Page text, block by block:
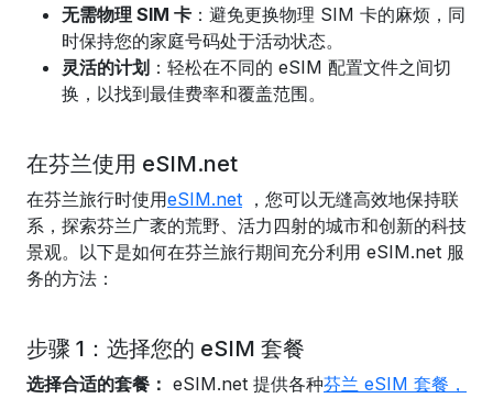
无需物理 SIM 卡 ：避免更换物理 SIM 卡的麻烦，同
时保持您的家庭号码处于活动状态。
灵活的计划 ：轻松在不同的 eSIM 配置文件之间切
换，以找到最佳费率和覆盖范围。
在芬兰使用 eSIM.net
在芬兰旅行时使用eSIM.net ，您可以无缝高效地保持联
系，探索芬兰广袤的荒野、活力四射的城市和创新的科技
景观。以下是如何在芬兰旅行期间充分利用 eSIM.net 服
务的方法：
步骤 1：选择您的 eSIM 套餐
选择合适的套餐： eSIM.net 提供各种芬兰 eSIM 套餐，